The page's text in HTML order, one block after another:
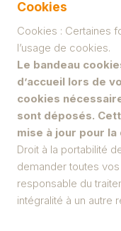
Cookies
Cookies : Certaines
l’usage de cookies.
Le bandeau
d’accueil lors de
cookies
sont déposés.
mise à jour pour
Droit à la portabilité
demander toutes
responsable du
intégralité à un autre